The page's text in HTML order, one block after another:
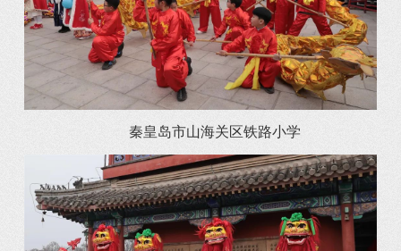
秦皇岛市山海关区铁路小学